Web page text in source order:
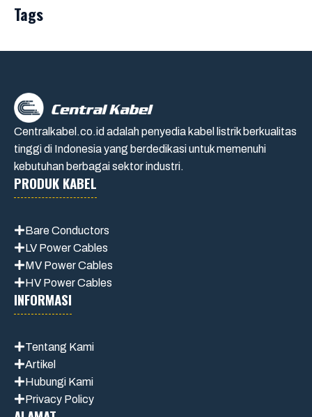
Tags
Centralkabel.co.id adalah penyedia kabel listrik berkualitas
tinggi di Indonesia yang berdedikasi untuk memenuhi
kebutuhan berbagai sektor industri.
PRODUK KABEL
Bare Conductors
LV Power Cables
MV Power Cables
HV Power Cables
INFORMASI
Tentang Kami
Artikel
Hubungi Kami
Privacy Policy